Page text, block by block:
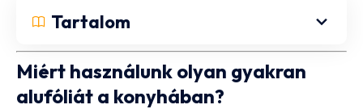
Tartalom
Miért használunk olyan gyakran
alufóliát a konyhában?